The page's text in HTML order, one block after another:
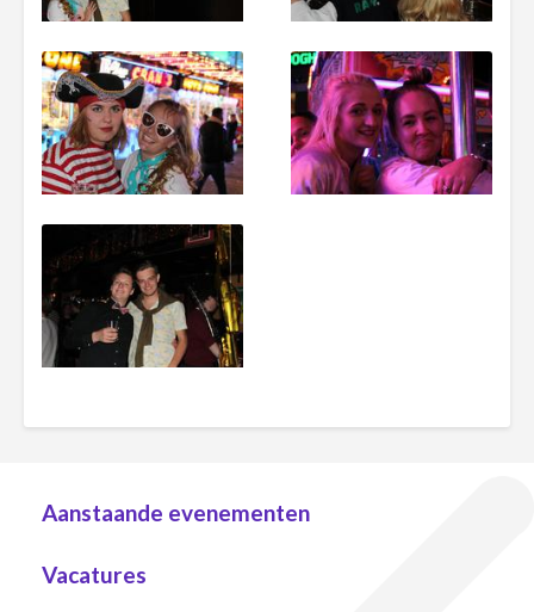
Aanstaande evenementen
Vacatures